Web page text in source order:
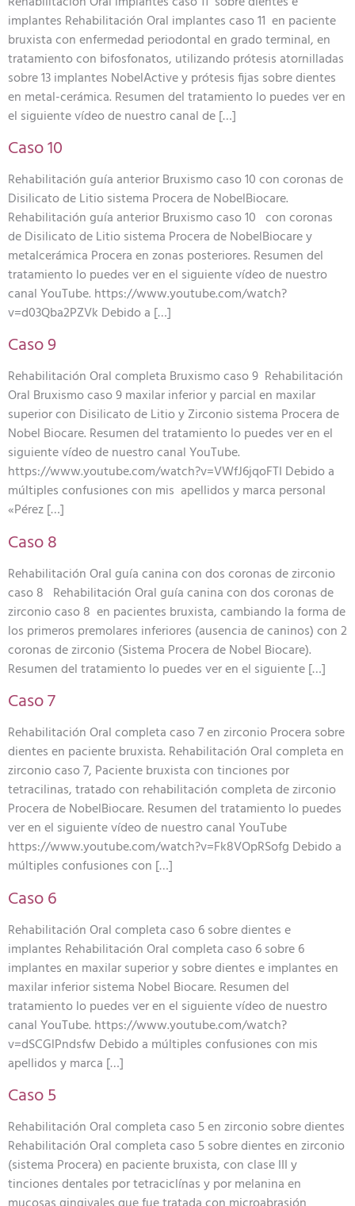
implantes Rehabilitación Oral implantes caso 11 en paciente
bruxista con enfermedad periodontal en grado terminal, en
tratamiento con bifosfonatos, utilizando prótesis atornilladas
sobre 13 implantes NobelActive y prótesis fijas sobre dientes
en metal-cerámica. Resumen del tratamiento lo puedes ver en
el siguiente vídeo de nuestro canal de […]
Caso 10
Rehabilitación guía anterior Bruxismo caso 10 con coronas de
Disilicato de Litio sistema Procera de NobelBiocare.
Rehabilitación guía anterior Bruxismo caso 10 con coronas
de Disilicato de Litio sistema Procera de NobelBiocare y
metalcerámica Procera en zonas posteriores. Resumen del
tratamiento lo puedes ver en el siguiente vídeo de nuestro
canal YouTube. https://www.youtube.com/watch?
v=d03Qba2PZVk Debido a […]
Caso 9
Rehabilitación Oral completa Bruxismo caso 9 Rehabilitación
Oral Bruxismo caso 9 maxilar inferior y parcial en maxilar
superior con Disilicato de Litio y Zirconio sistema Procera de
Nobel Biocare. Resumen del tratamiento lo puedes ver en el
siguiente vídeo de nuestro canal YouTube.
https://www.youtube.com/watch?v=VWfJ6jqoFTI Debido a
múltiples confusiones con mis apellidos y marca personal
«Pérez […]
Caso 8
Rehabilitación Oral guía canina con dos coronas de zirconio
caso 8 Rehabilitación Oral guía canina con dos coronas de
zirconio caso 8 en pacientes bruxista, cambiando la forma de
los primeros premolares inferiores (ausencia de caninos) con 2
coronas de zirconio (Sistema Procera de Nobel Biocare).
Resumen del tratamiento lo puedes ver en el siguiente […]
Caso 7
Rehabilitación Oral completa caso 7 en zirconio Procera sobre
dientes en paciente bruxista. Rehabilitación Oral completa en
zirconio caso 7, Paciente bruxista con tinciones por
tetracilinas, tratado con rehabilitación completa de zirconio
Procera de NobelBiocare. Resumen del tratamiento lo puedes
ver en el siguiente vídeo de nuestro canal YouTube
https://www.youtube.com/watch?v=Fk8VOpRSofg Debido a
múltiples confusiones con […]
Caso 6
Rehabilitación Oral completa caso 6 sobre dientes e
implantes Rehabilitación Oral completa caso 6 sobre 6
implantes en maxilar superior y sobre dientes e implantes en
maxilar inferior sistema Nobel Biocare. Resumen del
tratamiento lo puedes ver en el siguiente vídeo de nuestro
canal YouTube. https://www.youtube.com/watch?
v=dSCGlPndsfw Debido a múltiples confusiones con mis
apellidos y marca […]
Caso 5
Rehabilitación Oral completa caso 5 en zirconio sobre dientes
Rehabilitación Oral completa caso 5 sobre dientes en zirconio
(sistema Procera) en paciente bruxista, con clase III y
tinciones dentales por tetraciclínas y por melanina en